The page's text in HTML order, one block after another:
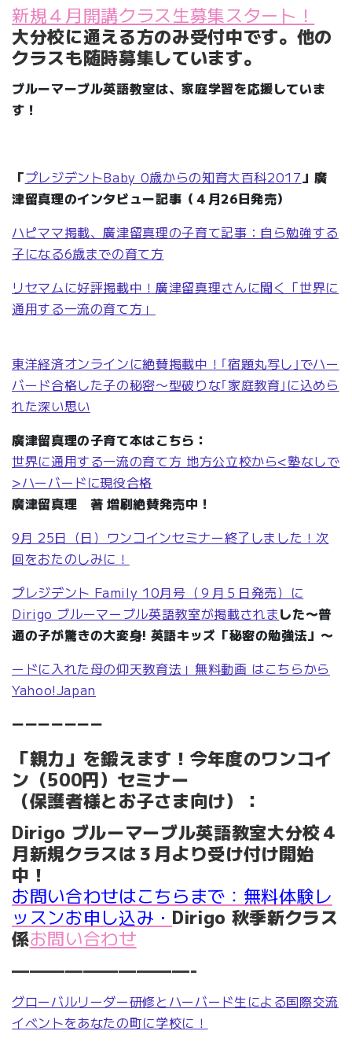
新規４月開講クラス生募集スタート！
大分校に通える方のみ受付中です。他の
クラスも随時募集しています。
ブルーマーブル英語教室は、家庭学習を応援していま
す！
「プレジデントBaby 0歳からの知育大百科2017」廣
津留真理のインタビュー記事（４月26日発売）
ハピママ掲載、廣津留真理の子育て記事：自ら勉強する
子になる6歳までの育て方
リセマムに好評掲載中！廣津留真理さんに聞く「世界に
通用する一流の育て方」
東洋経済オンラインに絶賛掲載中！｢宿題丸写し｣でハー
バード合格した子の秘密〜型破りな｢家庭教育｣に込めら
れた深い思い
廣津留真理の子育て本はこちら：
世界に通用する一流の育て方 地方公立校から<塾なしで
>ハーバードに現役合格
廣津留真理 著 増刷絶賛発売中！
9月 25日（日）ワンコインセミナー終了しました！次
回をおたのしみに！
プレジデント Family 10月号（９月５日発売）に
Dirigo ブルーマーブル英語教室が掲載されました〜普
通の子が驚きの大変身! 英語キッズ「秘密の勉強法」〜
ードに入れた母の仰天教育法」無料動画 はこちらから
Yahoo!Japan
ーーーーーーー
「親力」を鍛えます！今年度のワンコイ
ン（500円）セミナー
（保護者様とお子さま向け）：
Dirigo ブルーマーブル英語教室大分校４
月新規クラスは３月より受け付け開始
中！
お問い合わせはこちらまで：無料体験レ
ッスンお申し込み・ Dirigo 秋季新クラス
係お問い合わせ
——————————-
グローバルリーダー研修とハーバード生による国際交流
イベントをあなたの町に学校に！